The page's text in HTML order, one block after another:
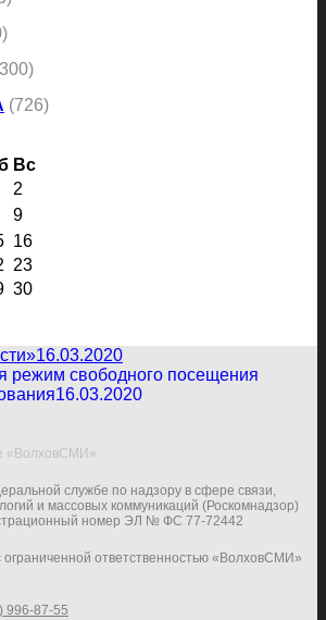
(726)
Вс
2
9
16
23
30
16.03.2020
режим свободного посещения
16.03.2020
«ВолховСМИ»
службе по надзору в сфере связи,
и массовых коммуникаций (Роскомнадзор)
номер ЭЛ № ФС 77-72442
ответственностью «ВолховСМИ»
996-87-55